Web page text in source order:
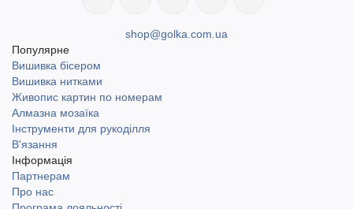
shop@golka.com.ua
Популярне
Вишивка бісером
Вишивка нитками
Живопис картин по номерам
Алмазна мозаїка
Інструменти для рукоділля
В'язання
Інформація
Партнерам
Про нас